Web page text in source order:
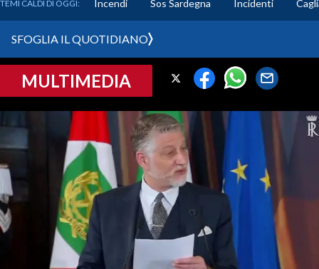
CRONACA SARDEGNA
PROVINCIA DI CAGLIARI
SULCIS IGLESIENTE
MEDIO CAMPIDANO
ORISTANO E PROVINCIA
SASSARI E PROVINCIA
GALLURA
NUORO E PROVINCIA
TEMI CALDI DI OGGI: Incendi Sos Sardegna Incidenti
SFOGLIA IL QUOTIDIANO
MULTIMEDIA